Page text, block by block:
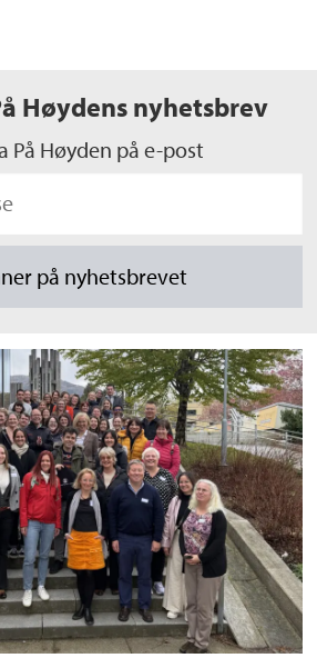
Høydens nyhetsbrev
På Høyden på e-post